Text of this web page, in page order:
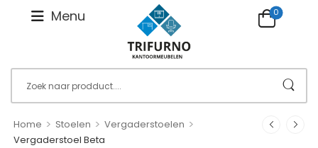
Menu 0
Home > Stoelen > Vergaderstoelen >
Vergaderstoel Beta